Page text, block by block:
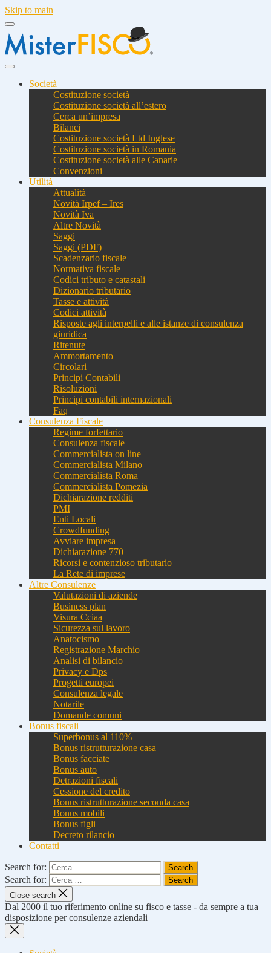
Skip to main
Società
Costituzione società
Costituzione società all’estero
Cerca un’impresa
Bilanci
Costituzione società Ltd Inglese
Costituzione società in Romania
Costituzione società alle Canarie
Convenzioni
Utilità
Attualità
Novità Irpef – Ires
Novità Iva
Altre Novità
Saggi
Saggi (PDF)
Scadenzario fiscale
Normativa fiscale
Codici tributo e catastali
Dizionario tributario
Tasse e attività
Codici attività
Risposte agli interpelli e alle istanze di consulenza
giuridica
Ritenute
Ammortamento
Circolari
Principi Contabili
Risoluzioni
Principi contabili internazionali
Faq
Consulenza Fiscale
Regime forfettario
Consulenza fiscale
Commercialista on line
Commercialista Milano
Commercialista Roma
Commercialista Pomezia
Dichiarazione redditi
PMI
Enti Locali
Crowdfunding
Avviare impresa
Dichiarazione 770
Ricorsi e contenzioso tributario
La Rete di imprese
Altre Consulenze
Valutazioni di aziende
Business plan
Visura Cciaa
Sicurezza sul lavoro
Anatocismo
Registrazione Marchio
Analisi di bilancio
Privacy e Dps
Progetti europei
Consulenza legale
Notarile
Domande comuni
Bonus fiscali
Superbonus al 110%
Bonus ristrutturazione casa
Bonus facciate
Bonus auto
Detrazioni fiscali
Cessione del credito
Bonus ristrutturazione seconda casa
Bonus mobili
Bonus figli
Decreto rilancio
Contatti
Search for:
Search for:
Close search
Dal 2000 il tuo riferimento online su fisco e tasse - da sempre a tua
disposizione per consulenze aziendali